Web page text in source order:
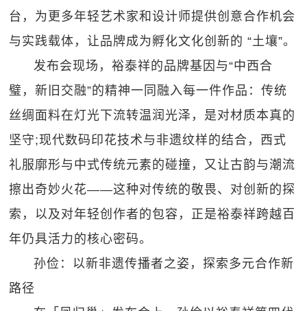
台，为更多年轻艺术家和设计师提供创意合作机会
与实践载体，让品牌成为孵化文化创新的 “土壤”。​
发布会现场，裕泰祥的品牌基因与“中西合
璧，新旧交融”的精神一同融入每一件作品：传统
丝绸面料在灯光下流转温润光泽，是对材质本真的
坚守;现代数码印花技术与非遗纹样的结合，西式
礼服廓形与中式传统元素的碰撞，又让古韵与潮流
擦出奇妙火花——这种对传统的敬畏、对创新的探
索，以及对年轻创作者的包容，正是裕泰祥跨越百
年仍具活力的核心密码。
孙俭：以新非遗传播者之姿，探索多元合作新
路径